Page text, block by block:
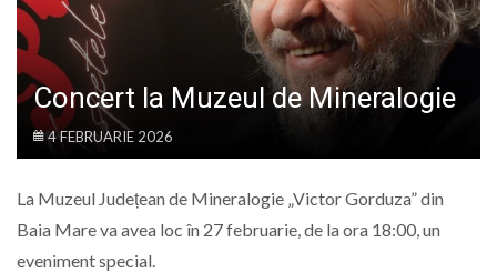
Concert la Muzeul de Mineralogie
4 FEBRUARIE 2026
La Muzeul Județean de Mineralogie „Victor Gorduza” din
Baia Mare va avea loc în 27 februarie, de la ora 18:00, un
eveniment special.